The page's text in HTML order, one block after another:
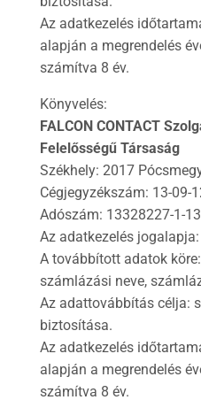
Az adatkezelés
alapján a megrendelés
számítva 8 év.
Könyvelés:
FALCON CONTACT
Felelősségű Társaság
Székhely: 2017
Cégjegyzékszám: 13-09-
Adószám: 13328227-1-13
Az adatkezelés
A továbbított adatok
számlázási neve,
Az adattovábbítás célja:
biztosítása.
Az adatkezelés
alapján a megrendelés
számítva 8 év.